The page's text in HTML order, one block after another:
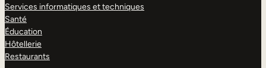
Services informatiques et techniques
Santé
Éducation
Hôtellerie
Restaurants